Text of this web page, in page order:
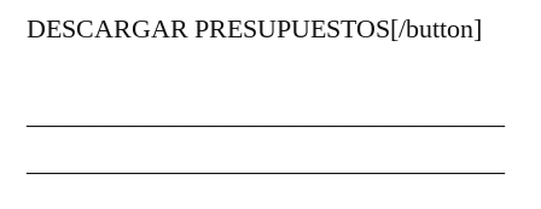
DESCARGAR PRESUPUESTOS[/button]